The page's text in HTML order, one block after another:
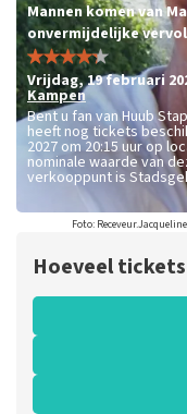
Mannen komen van
onvermijdelijke
vrijdag,19 februari
Kampen
Bent u fan van Huub
heeft nog tickets
2027 om 20:15 uur op
nominale waarde van
verkooppunt is
Foto:
Hoeveel